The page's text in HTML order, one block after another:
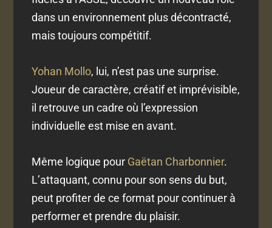
dans un environnement plus décontracté,
mais toujours compétitif.
Yohan Mollo, lui, n’est pas une surprise.
Joueur de caractère, créatif et imprévisible,
il retrouve un cadre où l’expression
individuelle est mise en avant.
Même logique pour Gaëtan Charbonnier.
L’attaquant, connu pour son sens du but,
peut profiter de ce format pour continuer à
performer et prendre du plaisir.